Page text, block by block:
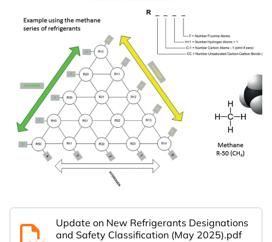
Update on New Refrigerants Designations
and Safety Classification (May 2025).pdf